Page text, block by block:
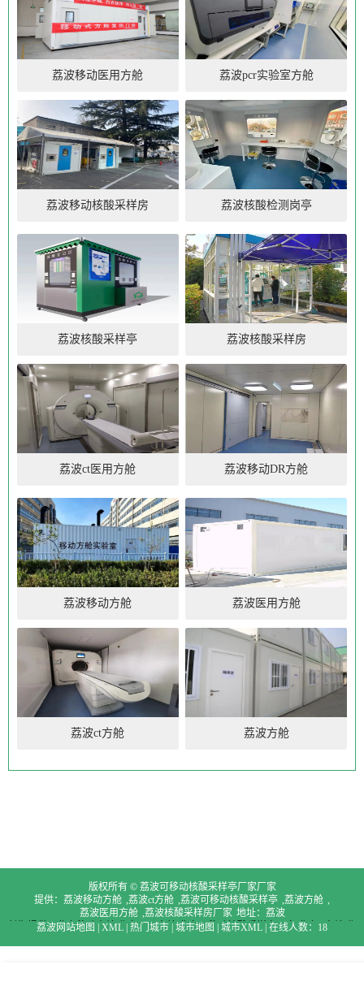
荔波移动医用方舱 荔波pcr实验室方舱
荔波移动核酸采样房 荔波核酸检测岗亭
荔波核酸采样亭 荔波核酸采样房
荔波ct医用方舱 荔波移动DR方舱
荔波移动方舱 荔波医用方舱
荔波ct方舱 荔波方舱
版权所有 © 荔波可移动核酸采样亭厂家厂家
提供： 荔波移动方舱 ,荔波ct方舱 ,荔波可移动核酸采样亭厂家
,荔波方舱 ,
荔波医用方舱 ,荔波核酸采样房厂家 地址：荔波
长期提供：北京移动方舱,北京医用方舱,北京可移动核酸采样亭厂家,北京ct方舱,北
荔波网站地图 XML 热门城市 城市地图 城市XML 在线人数：18